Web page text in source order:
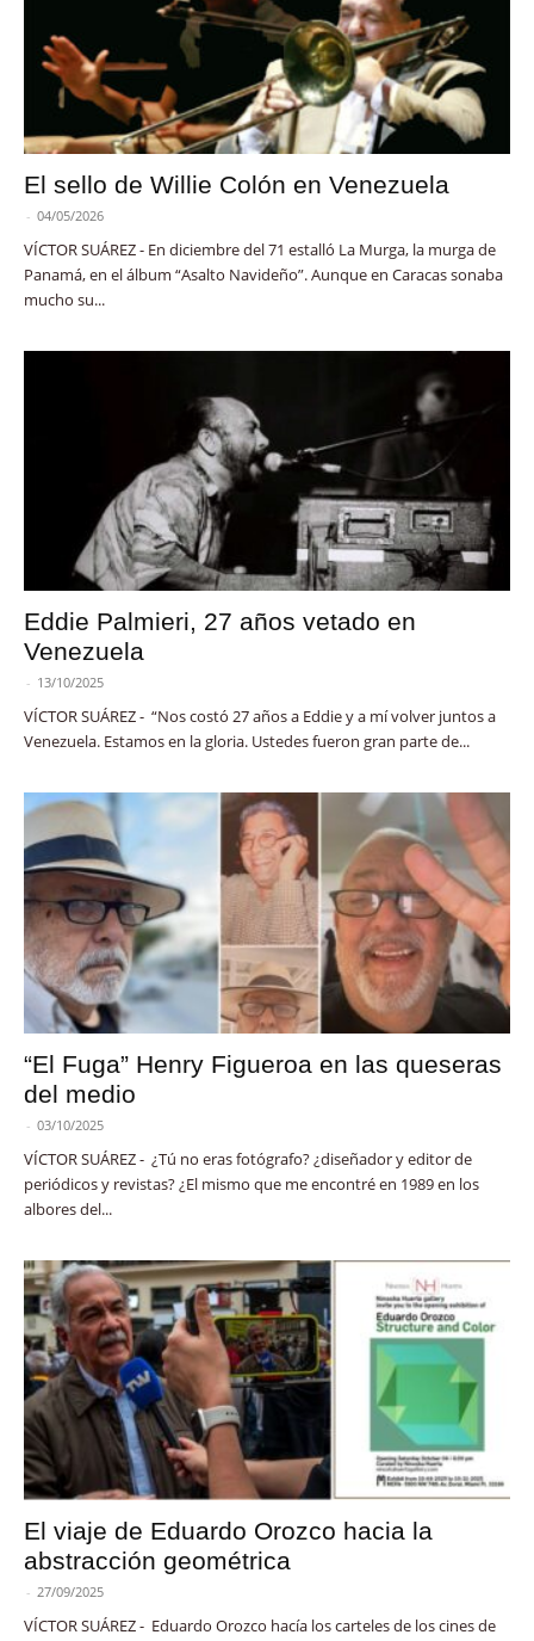
El sello de Willie Colón en Venezuela
- 04/05/2026
VÍCTOR SUÁREZ - En diciembre del 71 estalló La Murga, la murga de
Panamá, en el álbum “Asalto Navideño”. Aunque en Caracas sonaba
mucho su...
Eddie Palmieri, 27 años vetado en
Venezuela
- 13/10/2025
VÍCTOR SUÁREZ - “Nos costó 27 años a Eddie y a mí volver juntos a
Venezuela. Estamos en la gloria. Ustedes fueron gran parte de...
“El Fuga” Henry Figueroa en las queseras
del medio
- 03/10/2025
VÍCTOR SUÁREZ - ¿Tú no eras fotógrafo? ¿diseñador y editor de
periódicos y revistas? ¿El mismo que me encontré en 1989 en los
albores del...
El viaje de Eduardo Orozco hacia la
abstracción geométrica
- 27/09/2025
VÍCTOR SUÁREZ - Eduardo Orozco hacía los carteles de los cines de